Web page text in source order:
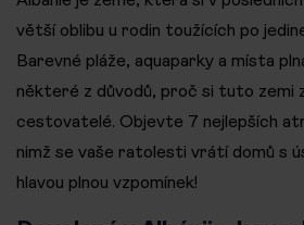
větší oblibu u rodin toužících po
Barevné pláže, aquaparky a místa
některé z důvodů, proč si tuto zemi
cestovatelé. Objevte 7 nejlepších
nimž se vaše ratolesti vrátí domů s
hlavou plnou vzpomínek!